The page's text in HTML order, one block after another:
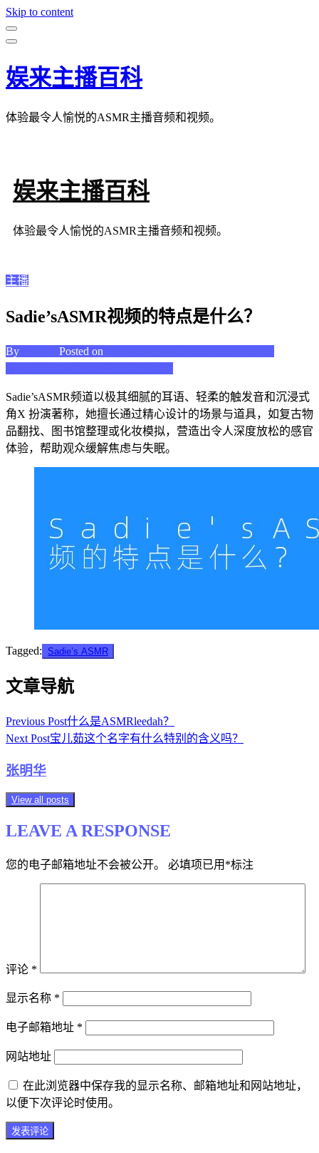
Skip to content
娱来主播百科
体验最令人愉悦的ASMR主播音频和视频。
娱来主播百科
体验最令人愉悦的ASMR主播音频和视频。
主播
Sadie’sASMR视频的特点是什么？
By Posted on
Sadie’sASMR频道以极其细腻的耳语、轻柔的触发音和沉浸式
角X 扮演著称，她擅长通过精心设计的场景与道具，如复古物
品翻找、图书馆整理或化妆模拟，营造出令人深度放松的感官
体验，帮助观众缓解焦虑与失眠。
Tagged: Sadie’s ASMR
文章导航
Previous Post什么是ASMRleedah？
Next Post宝儿茹这个名字有什么特别的含义吗？
张明华
View all posts
LEAVE A RESPONSE
您的电子邮箱地址不会被公开。 必填项已用 *标注
评论 *
显示名称 *
电子邮箱地址 *
网站地址
在此浏览器中保存我的显示名称、邮箱地址和网站地址，
以便下次评论时使用。